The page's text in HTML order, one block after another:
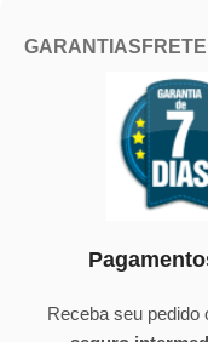
GARANTIAS
Receba seu pedido